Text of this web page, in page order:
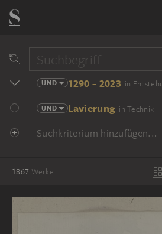
UND 1290 - 2023 in
UND Lavierung in Technik
Suchkriterium hinzufügen...
1867 Werke